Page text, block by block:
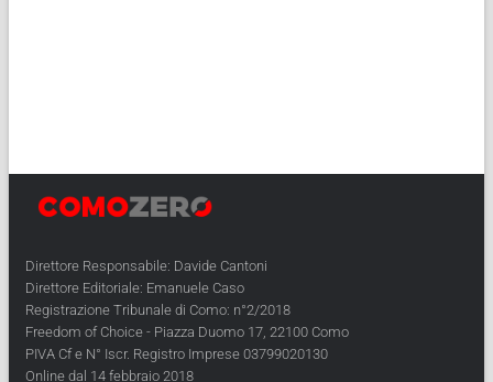
Direttore Responsabile: Davide Cantoni
Direttore Editoriale: Emanuele Caso
Registrazione Tribunale di Como: n°2/2018
Freedom of Choice - Piazza Duomo 17, 22100 Como
PIVA Cf e N° Iscr. Registro Imprese 03799020130
Online dal 14 febbraio 2018